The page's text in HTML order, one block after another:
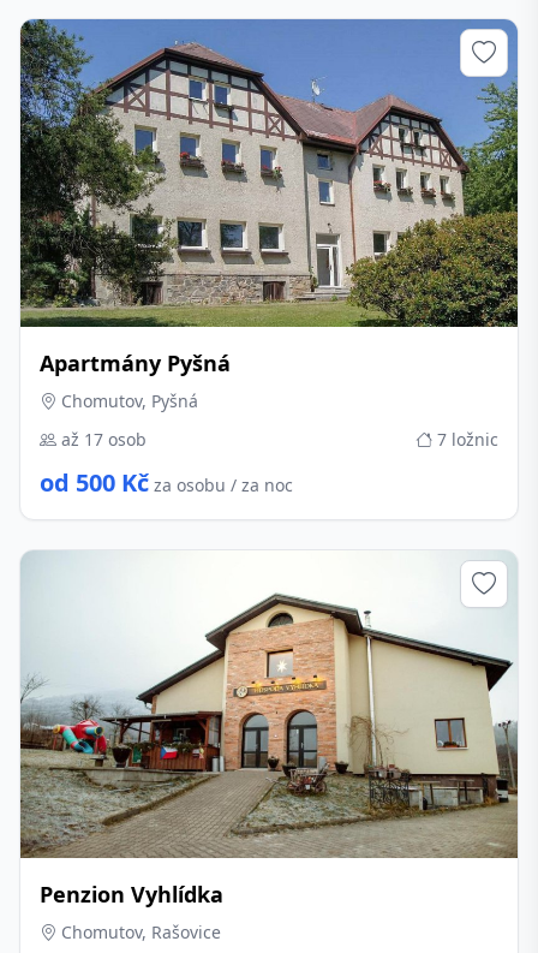
Apartmány Pyšná
Chomutov, Pyšná
až 17 osob
7 ložnic
od 500 Kč za osobu / za noc
Penzion Vyhlídka
Chomutov, Rašovice